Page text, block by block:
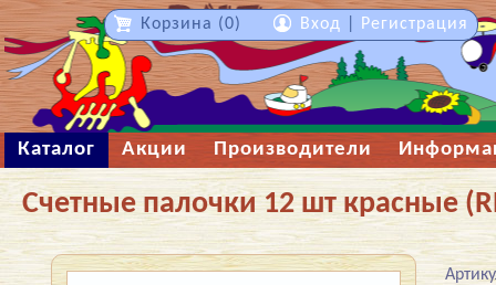
Каталог Акции Производители
Счетные палочки 12 шт красные
Корзина (0) Вход Регистрация